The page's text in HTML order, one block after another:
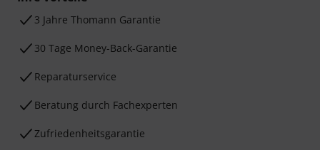
3 Jahre Thomann Garantie
30 Tage Money-Back-Garantie
Reparaturservice
Beratung durch Fachexperten
Zufriedenheitsgarantie